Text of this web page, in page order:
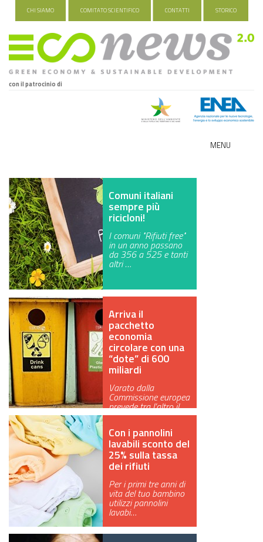
CHI SIAMO COMITATO SCIENTIFICO CONTATTI STORICO
con il patrocinio di
MENU
INDUSTRIA VERDE
FOOD&TRAVEL
HEALTH&WELLNESS
GREEN TECH
GLOCAL
ECO-EVENTI
ECOINCENTRIAMOCI
Comuni italiani
sempre più
ricicloni!
I comuni "Rifiuti free"
in un anno passano
da 356 a 525 e tanti
altri …
Arriva il
pacchetto
economia
circolare con una
“dote” di 600
miliardi
Varato dalla
Commissione europea
prevede tra l’altro il
riciclo del 65…
Con i pannolini
lavabili sconto del
25% sulla tassa
dei rifiuti
Per i primi tre anni di
vita del tuo bambino
utilizzi pannolini
lavabi…